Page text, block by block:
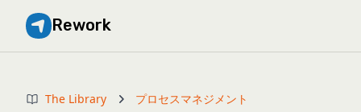
Rework
The Library プロセスマネジメント